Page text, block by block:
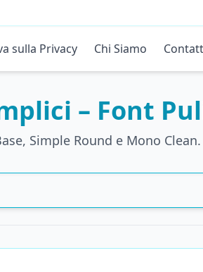
sulla Privacy Chi Siamo
– Font
Simple Round e Mono